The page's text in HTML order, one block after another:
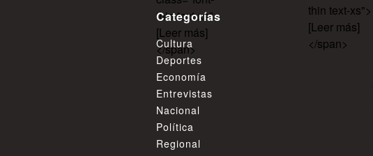
Categorías
Cultura
Deportes
Economía
Entrevistas
Nacional
Política
Regional